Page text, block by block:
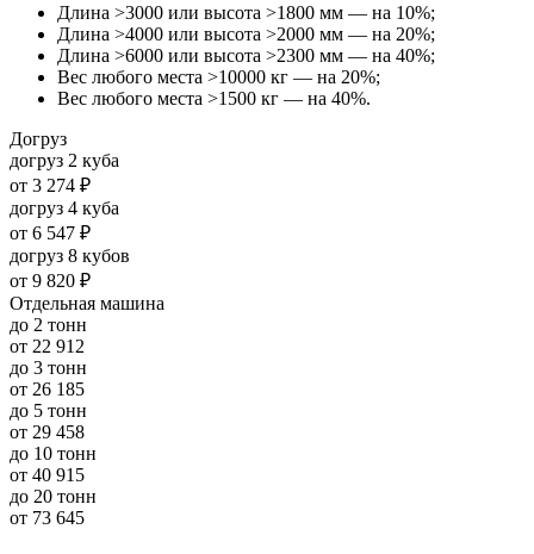
Длина >3000 или высота >1800 мм — на 10%;
Длина >4000 или высота >2000 мм — на 20%;
Длина >6000 или высота >2300 мм — на 40%;
Вес любого места >10000 кг — на 20%;
Вес любого места >1500 кг — на 40%.
Догруз
догруз 2 куба
от 3 274 ₽
догруз 4 куба
от 6 547 ₽
догруз 8 кубов
от 9 820 ₽
Отдельная машина
до 2 тонн
от 22 912
до 3 тонн
от 26 185
до 5 тонн
от 29 458
до 10 тонн
от 40 915
до 20 тонн
от 73 645